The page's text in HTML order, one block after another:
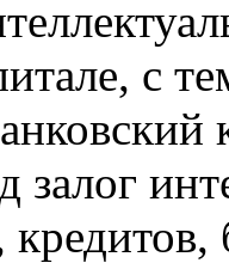
с
залог